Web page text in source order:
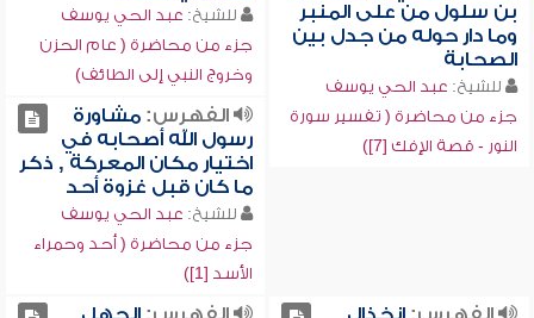
بن سلول من على المنبر
وما دار حوله من جدل بين
الصحابة
للشيخ: عبد الحي يوسف
جزء من محاضرة ( تفسير سورة
النور - قصة الإفك [7])
للشيخ: عبد الحي يوسف
جزء من محاضرة ( عام الحزن
وخروج النبي إلى الطائف)
الفهرس:مشاورة
رسول الله أصحابه في
اختيار مكان المعركة , ذكر
ما كان قبل غزوة أحد
للشيخ: عبد الحي يوسف
جزء من محاضرة ( أحد وحمراء
الأسد [1])